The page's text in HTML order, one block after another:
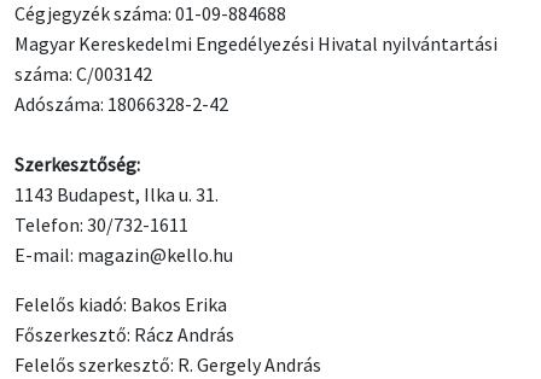
Cégjegyzék száma: 01-09-884688
Magyar Kereskedelmi Engedélyezési Hivatal nyilvántartási
száma: C/003142
Adószáma: 18066328-2-42
Szerkesztőség:
1143 Budapest, Ilka u. 31.
Telefon: 30/732-1611
E-mail: magazin@kello.hu
Felelős kiadó: Bakos Erika
Főszerkesztő: Rácz András
Felelős szerkesztő: R. Gergely András